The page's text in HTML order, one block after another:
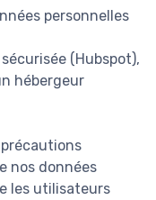
personnelles
(Hubspot),
hébergeur
nos données
les utilisateurs